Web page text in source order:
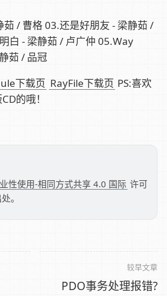
茹 / 曹格 03.还是好朋友 - 梁静茹 /
白 - 梁静茹 / 卢广仲 05.Way
茹 / 品冠
下载页 RayFile下载页 PS:喜欢
的哦！
性使用-相同方式共享 4.0 国际 许可
。
较早文章
PDO事务处理报错?